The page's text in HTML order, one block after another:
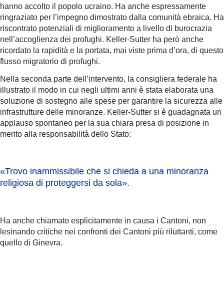
hanno accolto il popolo ucraino. Ha anche espressamente
ringraziato per l’impegno dimostrato dalla comunità ebraica. Ha
riscontrato potenziali di miglioramento a livello di burocrazia
nell’accoglienza dei profughi. Keller-Sutter ha però anche
ricordato la rapidità e la portata, mai viste prima d’ora, di questo
flusso migratorio di profughi.
Nella seconda parte dell’intervento, la consigliera federale ha
illustrato il modo in cui negli ultimi anni è stata elaborata una
soluzione di sostegno alle spese per garantire la sicurezza alle
infrastrutture delle minoranze. Keller-Sutter si è guadagnata un
applauso spontaneo per la sua chiara presa di posizione in
merito alla responsabilità dello Stato:
«Trovo inammissibile che si chieda a una minoranza
religiosa di proteggersi da sola».
Ha anche chiamato esplicitamente in causa i Cantoni, non
lesinando critiche nei confronti dei Cantoni più riluttanti, come
quello di Ginevra.